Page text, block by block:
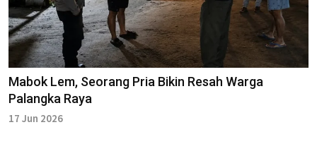
Mabok Lem, Seorang Pria Bikin Resah Warga
Palangka Raya
17 Jun 2026